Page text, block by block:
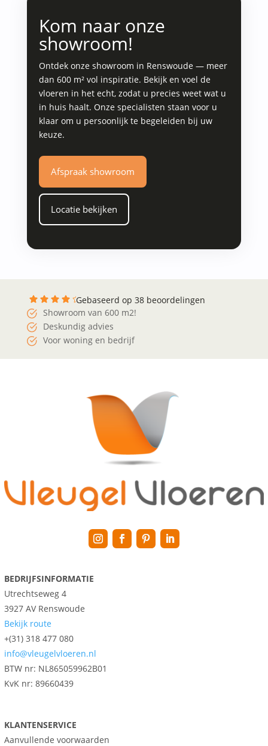
Kom naar onze
showroom!
Ontdek onze showroom in Renswoude — meer
dan 600 m² vol inspiratie. Bekijk en voel de
vloeren in het echt, zodat u precies weet wat u
in huis haalt. Onze specialisten staan voor u
klaar om u persoonlijk te begeleiden bij uw
keuze.
Afspraak showroom
Locatie bekijken
Gebaseerd op 38 beoordelingen
Showroom van 600 m2!
Deskundig advies
Voor woning en bedrijf
BEDRIJFSINFORMATIE
Utrechtseweg 4
3927 AV Renswoude
Bekijk route
+(31) 318 477 080
info@vleugelvloeren.nl
BTW nr: NL865059962B01
KvK nr: 89660439
KLANTENSERVICE
Aanvullende voorwaarden